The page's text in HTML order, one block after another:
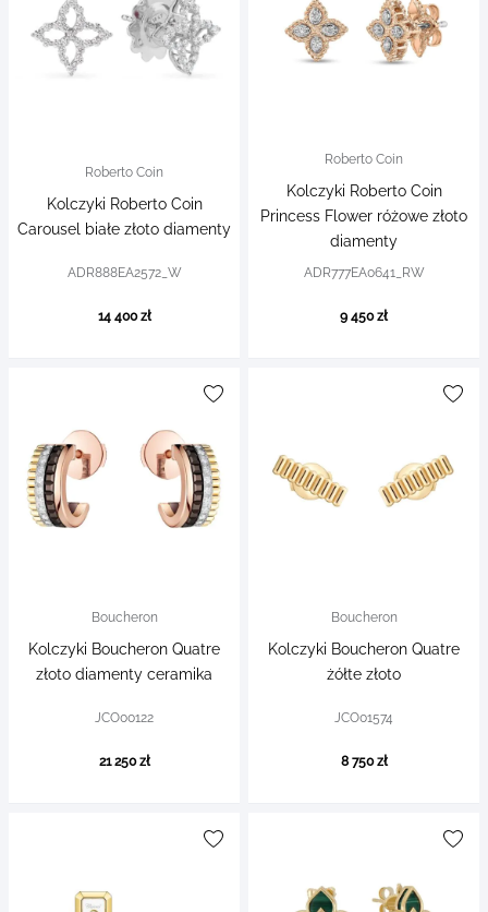
Roberto Coin
Kolczyki Roberto Coin
Carousel białe złoto diamenty
ADR888EA2572_W
14 400 zł
Roberto Coin
Kolczyki Roberto Coin
Princess Flower różowe złoto
diamenty
ADR777EA0641_RW
9 450 zł
Boucheron
Kolczyki Boucheron Quatre
złoto diamenty ceramika
JCO00122
21 250 zł
Boucheron
Kolczyki Boucheron Quatre
żółte złoto
JCO01574
8 750 zł